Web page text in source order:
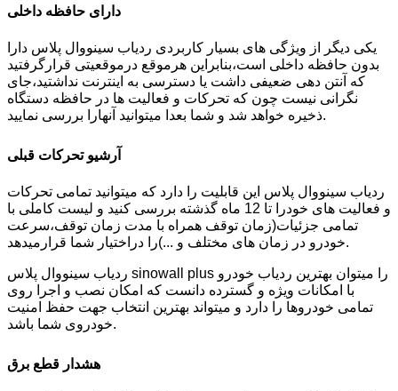
یکی دیگر از ویژگی های بسیار کاربردی ردیاب سینووال پلاس دارا
بدون حافظه داخلی است،بنابراین هرموقع درموقعیتی قرارگرفتید
که آنتن دهی ضعیفی داشت یا دسترسی به اینترنت نداشتید،جای
نگرانی نیست چون که تحرکات و فعالیت ها در حافظه دستگاه
ذخیره خواهد شد و شما بعدا میتوانید آنهارا بررسی نمایید.
ردیاب سینووال پلاس این قابلیت را دارد که میتوانید تمامی تحرکات
و فعالیت های خودرا تا 12 ماه گذشته بررسی کنید و لیست کاملی با
تمامی جزئیات(زمان توقف همراه با مدت زمان توقف،سرعت
خودرو در زمان های مختلف و ...)را دراختیار شما قرارمیدهد.
ردیاب سینووال پلاس sinowall plus را میتوان بهترین ردیاب خودرو
با امکانات ویژه و گسترده دانست که امکان نصب و اجرا روی
تمامی خودروها را دارد و میتواند بهترین انتخاب جهت حفظ امنیت
خودروی شما باشد.
هشدار قطع برق